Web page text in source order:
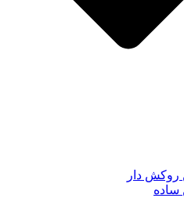
روکش دار
ساده